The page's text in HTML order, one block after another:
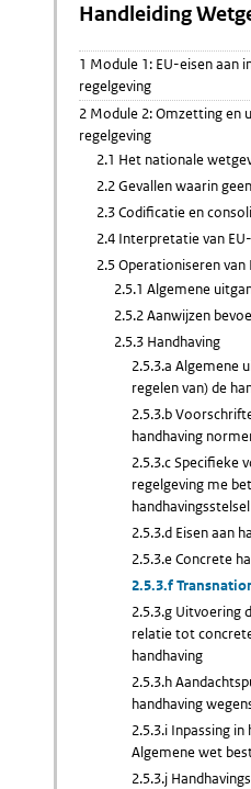
Handleiding
1 Module 1: EU-eisen aan
regelgeving
2 Module 2: Omzetting en
regelgeving
2.1 Het nationale
2.2 Gevallen waarin
2.3 Codificatie en
2.4 Interpretatie van
2.5 Operationiseren van
2.5.1 Algemene
2.5.2 Aanwijzen
2.5.3 Handhaving
2.5.3.a Algemene
regelen van) de
2.5.3.b
handhaving
2.5.3.c Specifieke
regelgeving me
handhavingsstelsel
2.5.3.d Eisen aan
2.5.3.e Concrete
2.5.3.f
2.5.3.g Uitvoering
relatie tot
handhaving
2.5.3.h
handhaving
2.5.3.i Inpassing
Algemene wet
2.5.3.j